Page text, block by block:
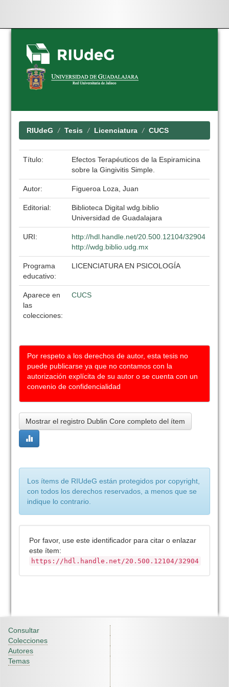
Skip
navigation
RIUdeG Tesis Licenciatura CUCS
Título:
Efectos Terapéuticos de la Espiramicina
sobre la Gingivitis Simple.
Autor: Figueroa Loza, Juan
Editorial:
Biblioteca Digital wdg.biblio
Universidad de Guadalajara
URI:
http://hdl.handle.net/20.500.12104/32904
http://wdg.biblio.udg.mx
Programa
educativo:
LICENCIATURA EN PSICOLOGÍA
Aparece en
las
colecciones:
CUCS
Por respeto a los derechos de autor, esta tesis no
puede publicarse ya que no contamos con la
autorización explícita de su autor o se cuenta con un
convenio de confidencialidad
Mostrar el registro Dublin Core completo del ítem
Los ítems de RIUdeG están protegidos por copyright,
con todos los derechos reservados, a menos que se
indique lo contrario.
Por favor, use este identificador para citar o enlazar
este ítem:
https://hdl.handle.net/20.500.12104/32904
Consultar
Colecciones
Autores
Temas